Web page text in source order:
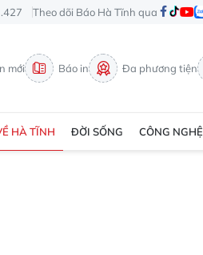
Theo dõi Báo Hà Tĩnh qua
mới Báo in Đa phương tiện
HÀ TĨNH ĐỜI SỐNG CÔNG NGHỆ